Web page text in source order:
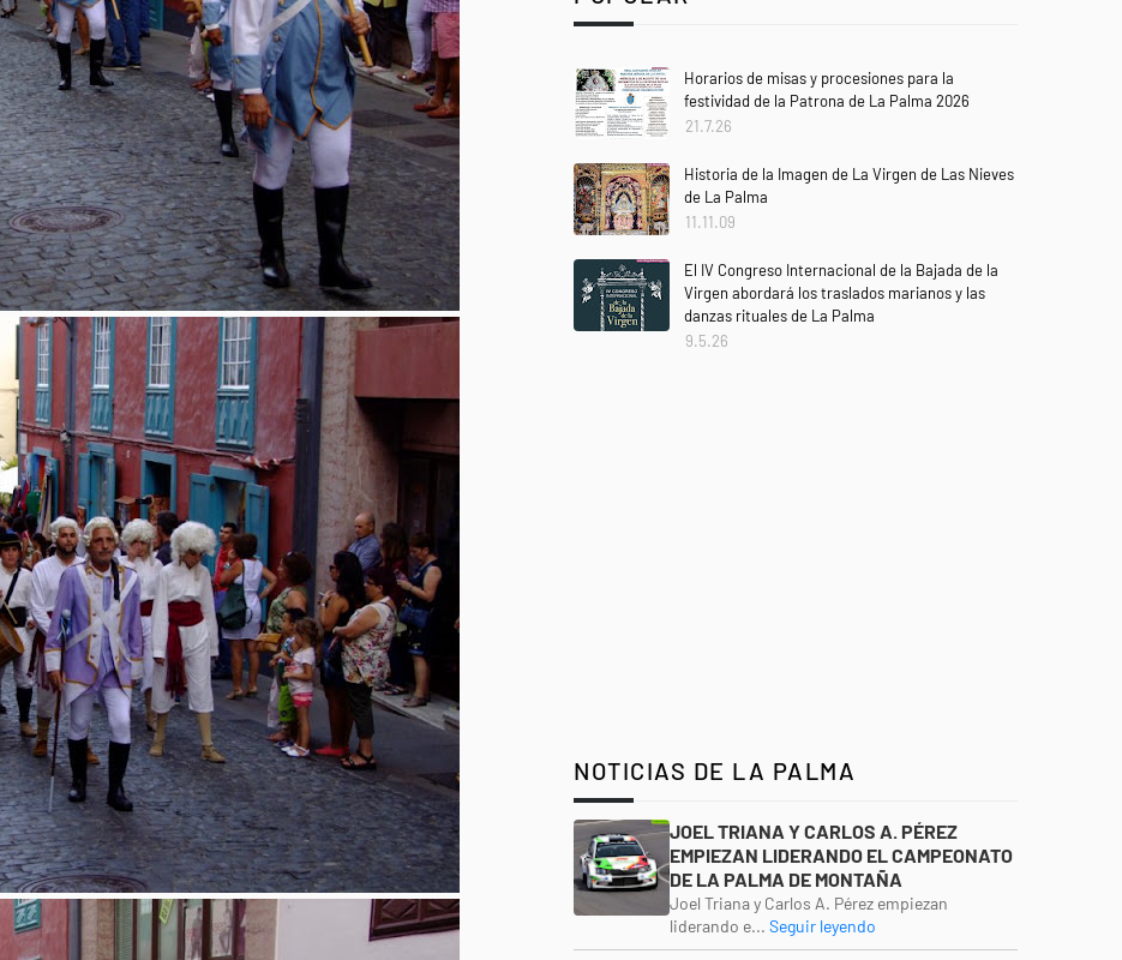
Horarios de misas y procesiones para la
festividad de la Patrona de La Palma 2026
21.7.26
Historia de la Imagen de La Virgen de Las Nieves
de La Palma
11.11.09
El IV Congreso Internacional de la Bajada de la
Virgen abordará los traslados marianos y las
danzas rituales de La Palma
9.5.26
NOTICIAS DE LA PALMA
JOEL TRIANA Y CARLOS A. PÉREZ
EMPIEZAN LIDERANDO EL CAMPEONATO
DE LA PALMA DE MONTAÑA
Joel Triana y Carlos A. Pérez empiezan
liderando e... Seguir leyendo